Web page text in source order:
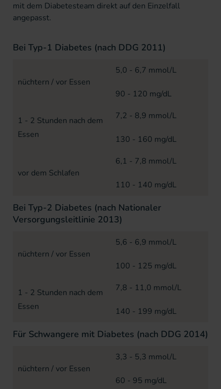
mit dem Diabetesteam direkt auf den Einzelfall
angepasst.
Bei Typ-1 Diabetes (nach DDG 2011)
nüchtern / vor Essen
5,0 - 6,7 mmol/L
90 - 120 mg/dL
1 - 2 Stunden nach dem
Essen
7,2 - 8,9 mmol/L
130 - 160 mg/dL
vor dem Schlafen
6,1 - 7,8 mmol/L
110 - 140 mg/dL
Bei Typ-2 Diabetes (nach Nationaler
Versorgungsleitlinie 2013)
nüchtern / vor Essen
5,6 - 6,9 mmol/L
100 - 125 mg/dL
1 - 2 Stunden nach dem
Essen
7,8 - 11,0 mmol/L
140 - 199 mg/dL
Für Schwangere mit Diabetes (nach DDG 2014)
nüchtern / vor Essen
3,3 - 5,3 mmol/L
60 - 95 mg/dL